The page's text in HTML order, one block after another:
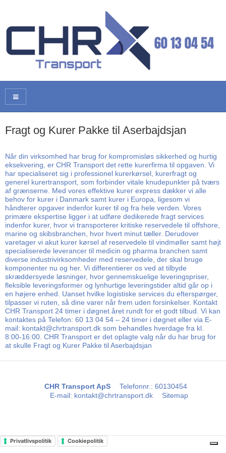
Fragt og Kurer Pakke til Aserbajdsjan
Når din virksomhed har brug for kompromisløs sikkerhed og hurtig
eksekvering, er CHR Transport det rette kurerfirma til opgaven. Vi
har specialiseret sig i professionel kurerkørsel, kurerfragt og
generel kurertransport, som forbinder vitale knudepunkter på tværs
af grænserne. Med vores effektive kurer express dækker vi alle
behov for kurer i Danmark samt kurer i Europa, ligesom vi
håndterer opgaver indenfor kurer til og fra hele verden. Vores
primære ekspertise ligger i at udføre dedikerede fragt services
indenfor kurer, hvor vi transporterer kritiske reservedele til offshore,
marine og skibsbranchen, hvor hvert minut tæller. Derudover
varetager vi akut kurer kørsel af reservedele til vindmøller samt højt
specialiserede leverancer til medicin og pharma branchen samt
diverse industrivirksomheder med reservedele, der skal bruge
komponenter nu og her. Vi differentierer os ved at tilbyde
skræddersyede løsninger, hvor gennemskuelige leveringspriser,
fleksible leveringsformer og lynhurtige leveringstider altid går op i
en højere enhed. Uanset hvilke logistiske services du efterspørger,
tilpasser vi ruten, så dine varer når frem uden forsinkelser. Kontakt
CHR Transport 24 timer i døgnet året rundt for et godt tilbud. Vi kan
kontaktes på Telefon: 60 13 04 54 – 24 timer i døgnet eller via E-
mail: kontakt@chrtransport.dk som behandles hverdage fra kl.
8:00-16:00. CHR Transport er det oplagte valg når du har brug for
at skulle Fragt og Kurer Pakke til Aserbajdsjan
CHR Transport ApS Telefonnr.: 60130454
E-mail: kontakt@chrtransport.dk Sitemap
Privatlivspolitik Cookiepolitik